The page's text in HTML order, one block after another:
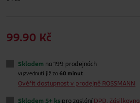
99.90 Kč
Skladem na 199 prodejnách
vyzvednutí již za60 minut
Ověřit dostupnost v prodejně ROSSMANN
Skladem 5+ ks pro zaslání DPD, Zásilkovna